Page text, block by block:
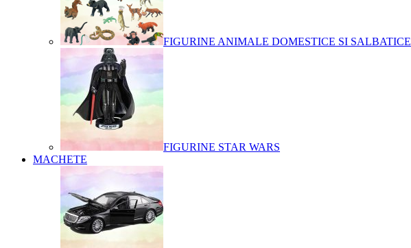
FIGURINE ANIMALE DOMESTICE SI SALBATICE
FIGURINE STAR WARS
MACHETE